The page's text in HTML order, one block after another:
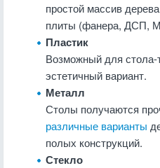
простой массив
плиты (фанера, ДСП,
Пластик
Возможный для
эстетичный вариант.
Металл
Столы получаются
различные варианты
полых конструкций.
Стекло